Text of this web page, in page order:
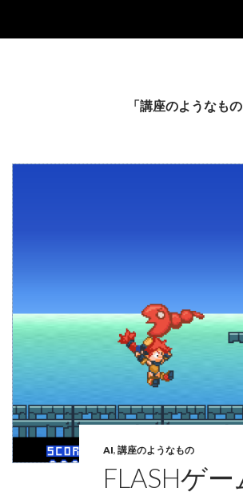
「講座のようなも
AI, 講座のようなもの
FLASHゲ